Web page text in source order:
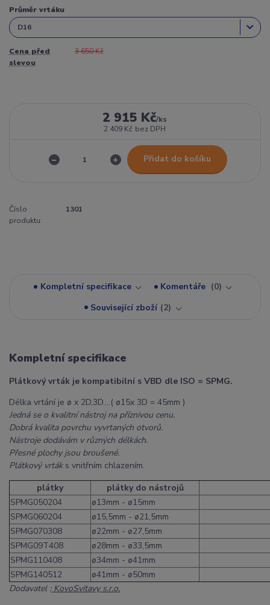
Průměr vrtáku
Cena před
slevou
3 650 Kč
2 915 Kč/ks
2 409 Kč bez DPH
Přidat do košíku
Číslo
produktu:
1301
Kompletní specifikace Komentáře
0
Související zboží 2
Kompletní specifikace
Plátkový vrták je kompatibilní s VBD dle ISO = SPMG.
Délka vrtání je ø x 2D,3D....( ø15x 3D = 45mm )
Jedná se o kvalitní nástroj na příznivou cenu.
Dobrá kvalita povrchu vyvrtaných otvorů.
Nástroje dodávám v různých délkách.
Přesné plochy jsou broušené.
Plátkový vrtáks vnitřním chlazením.
plátky
plátky do nástrojů
SPMG050204
ø13mm - ø15mm
SPMG060204
ø15,5mm - ø21,5mm
SPMG070308
ø22mm - ø27,5mm
SPMG09T408
ø28mm - ø33,5mm
SPMG110408
ø34mm - ø41mm
SPMG140512
ø41mm - ø50mm
Dodavatel :KovoSvitavy s.r.o.